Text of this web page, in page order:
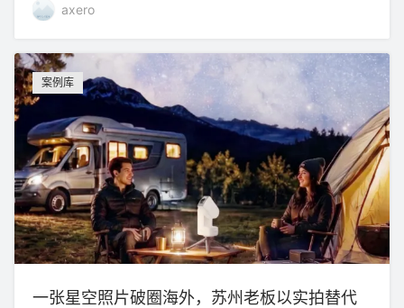
沙涓创始人郭秀玲
axero
案例库
一张星空照片破圈海外，苏州老板以实拍替代